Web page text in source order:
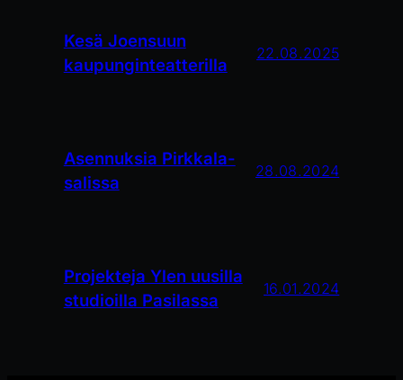
Kesä Joensuun
kaupunginteatterilla
22.08.2025
Asennuksia Pirkkala-
salissa
28.08.2024
Projekteja Ylen uusilla
studioilla Pasilassa
16.01.2024